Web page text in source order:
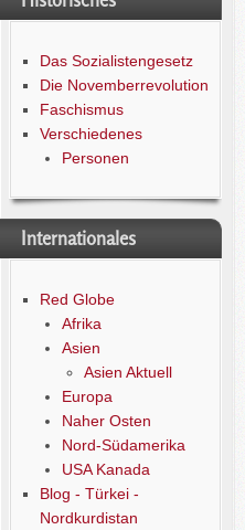
Das Sozialistengesetz
Die Novemberrevolution
Faschismus
Verschiedenes
Personen
Internationales
Red Globe
Afrika
Asien
Asien Aktuell
Europa
Naher Osten
Nord-Südamerika
USA Kanada
Blog - Türkei -
Nordkurdistan